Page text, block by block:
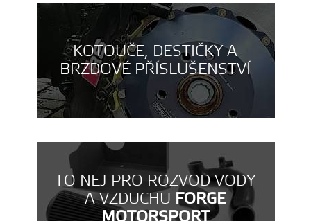
KOTOUČE, DESTIČKY A
BRZDOVÉ PŘÍSLUŠENSTVÍ
TO NEJ PRO ROZVOD VODY
A VZDUCHU FORGE
MOTORSPORT